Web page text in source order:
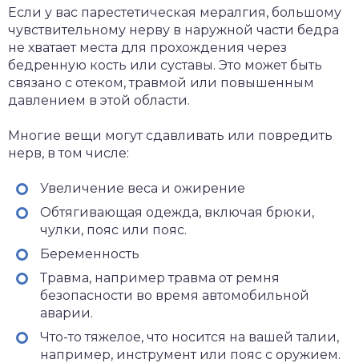
Если у вас парестетическая мералгия, большому
чувствительному нерву в наружной части бедра
не хватает места для прохождения через
бедренную кость или суставы. Это может быть
связано с отеком, травмой или повышенным
давлением в этой области.
Многие вещи могут сдавливать или повредить
нерв, в том числе:
Увеличение веса и ожирение
Обтягивающая одежда, включая брюки,
чулки, пояс или пояс.
Беременность
Травма, например травма от ремня
безопасности во время автомобильной
аварии.
Что-то тяжелое, что носится на вашей талии,
например, инструмент или пояс с оружием.